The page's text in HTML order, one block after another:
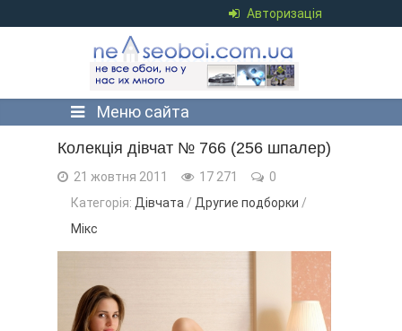
Авторизація
Меню сайта
Колекція дівчат № 766 (256 шпалер)
21 жовтня 2011 17 271
0
Категорія: Дівчата / Другие подборки /
Мікс